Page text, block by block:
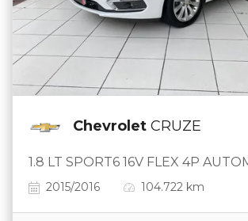
Chevrolet CRUZE
1.8 LT SPORT6 16V FLEX 4P
2015/2016 104.722 km